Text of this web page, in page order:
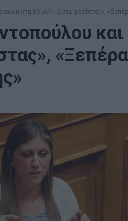
στη Βουλή: «Είσαι φασίστας»,
και